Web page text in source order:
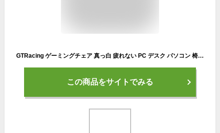
GTRacing ゲーミングチェア 真っ白 疲れない PC デスク パソコン 椅子 オットマン付き テレワーク リクライニング ハイバック オフィスイス『仕事用ゲーミングチェア』ゲーム用 フットレスト ハイバック/気孔付き皮革とメッシュ素材/連動型アームレスト (GTPLYERシリーズ Luft310- WHITE）
この商品をサイトでみる